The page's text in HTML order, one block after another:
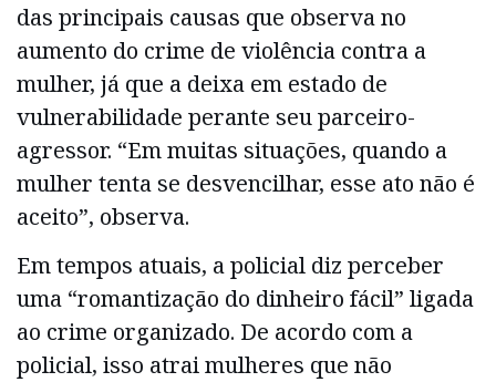
das principais causas que observa no
aumento do crime de violência contra a
mulher, já que a deixa em estado de
vulnerabilidade perante seu parceiro-
agressor. “Em muitas situações, quando a
mulher tenta se desvencilhar, esse ato não é
aceito”, observa.
Em tempos atuais, a policial diz perceber
uma “romantização do dinheiro fácil” ligada
ao crime organizado. De acordo com a
policial, isso atrai mulheres que não